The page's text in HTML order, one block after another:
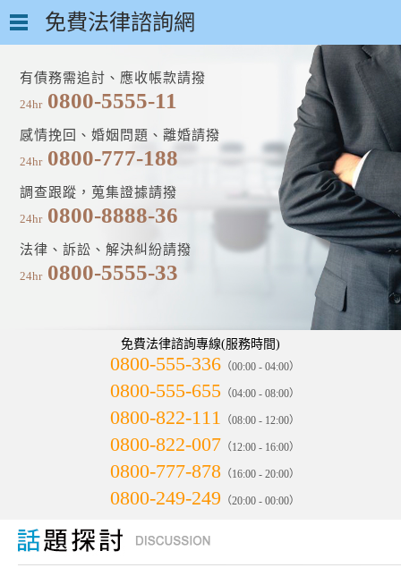
免費法律諮詢網
有債務需追討、應收帳款請撥
24hr 0800-5555-11
感情挽回、婚姻問題、離婚請撥
24hr 0800-777-188
調查跟蹤，蒐集證據請撥
24hr 0800-8888-36
法律、訴訟、解決糾紛請撥
24hr 0800-5555-33
免費法律諮詢專線(服務時間)
0800-555-336 （00:00 - 04:00）
0800-555-655 （04:00 - 08:00）
0800-822-111 （08:00 - 12:00）
0800-822-007 （12:00 - 16:00）
0800-777-878 （16:00 - 20:00）
0800-249-249 （20:00 - 00:00）